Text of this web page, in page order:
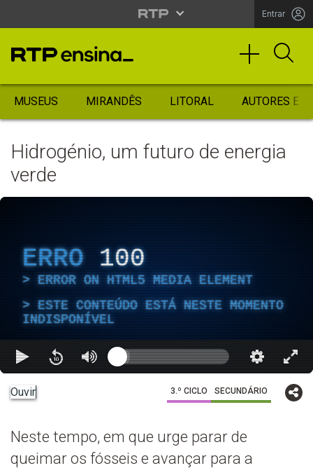
Entrar
MUSEUS MIRANDÊS LITORAL AUTORES
Hidrogénio, um futuro de energia
verde
ERRO 100
ERROR ON HTML5 MEDIA ELEMENT
ESTE CONTEÚDO ESTÁ NESTE MOMENTO
INDISPONÍVEL
Ouvir 3.º CICLO SECUNDÁRIO
Neste tempo, em que urge parar de
queimar os fósseis e avançar para a